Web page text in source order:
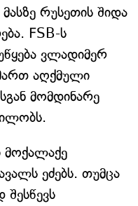
რუსეთის შიდა
FSB-ს
ვლადიმერ
აღქმული
მომდინარე
მოქალაქე
ეძებს. თუმცა
შესწევს